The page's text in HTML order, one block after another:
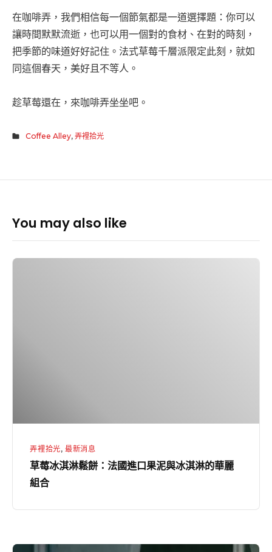
在咖啡弄，我們相信每一個節氣都是一道選擇題：你可以
讓時間默默流逝，也可以用一個對的食材、在對的時刻，
把季節的味道好好記住。法式草莓千層派限定此刻，就如
同這個春天，美好且不等人。
趁草莓還在，來咖啡弄坐坐吧。
Coffee Alley,弄裡拾光
You may also like
冰
弄裡拾光,最新消息
草莓冰淇淋鬆餅：法國進口果泥與冰淇淋的華麗
組合